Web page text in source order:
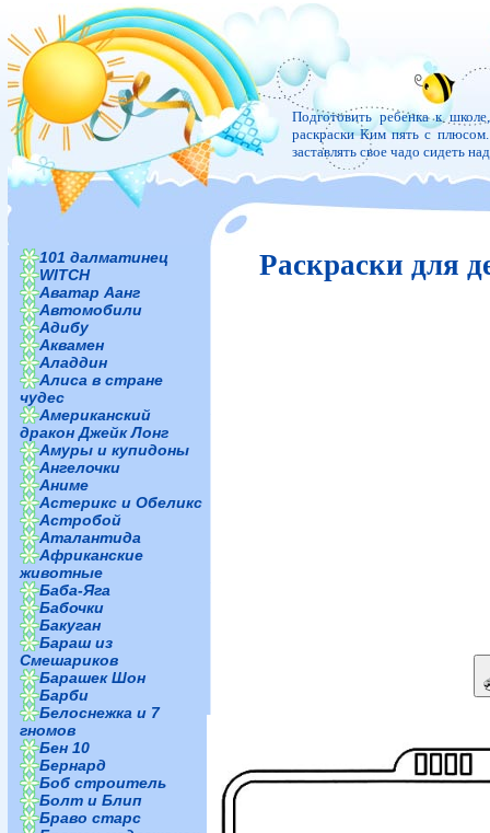
Подготовить ребенка к
раскраски Ким пять с
заставлять свое чадо сидеть
101 далматинец
WITCH
Аватар Аанг
Автомобили
Адибу
Аквамен
Аладдин
Алиса в стране
чудес
Американский
дракон Джейк Лонг
Амуры и купидоны
Ангелочки
Аниме
Астерикс и Обеликс
Астробой
Аталантида
Африканские
животные
Баба-Яга
Бабочки
Бакуган
Бараш из
Смешариков
Барашек Шон
Барби
Белоснежка и 7
гномов
Бен 10
Бернард
Боб строитель
Болт и Блип
Браво старс
Раскраски для